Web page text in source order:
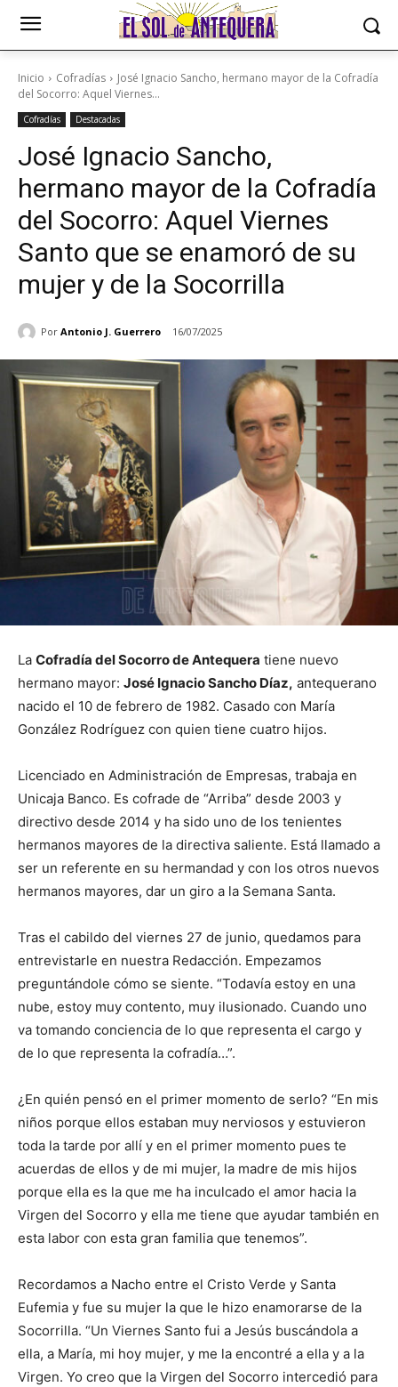
Inicio Cofradías
José Ignacio Sancho, hermano mayor de la Cofradía
del Socorro: Aquel Viernes...
Cofradías Destacadas
José Ignacio Sancho,
hermano mayor de la Cofradía
del Socorro: Aquel Viernes
Santo que se enamoró de su
mujer y de la Socorrilla
Por Antonio J. Guerrero 16/07/2025
La Cofradía del Socorro de Antequera tiene nuevo
hermano mayor: José Ignacio Sancho Díaz, antequerano
nacido el 10 de febrero de 1982. Casado con María
González Rodríguez con quien tiene cuatro hijos.
Licenciado en Administración de Empresas, trabaja en
Unicaja Banco. Es cofrade de “Arriba” desde 2003 y
directivo desde 2014 y ha sido uno de los tenientes
hermanos mayores de la directiva saliente. Está llamado a
ser un referente en su hermandad y con los otros nuevos
hermanos mayores, dar un giro a la Semana Santa.
Tras el cabildo del viernes 27 de junio, quedamos para
entrevistarle en nuestra Redacción. Empezamos
preguntándole cómo se siente. “Todavía estoy en una
nube, estoy muy contento, muy ilusionado. Cuando uno
va tomando conciencia de lo que representa el cargo y
de lo que representa la cofradía…”.
¿En quién pensó en el primer momento de serlo? “En mis
niños porque ellos estaban muy nerviosos y estuvieron
toda la tarde por allí y en el primer momento pues te
acuerdas de ellos y de mi mujer, la madre de mis hijos
porque ella es la que me ha inculcado el amor hacia la
Virgen del Socorro y ella me tiene que ayudar también en
esta labor con esta gran familia que tenemos”.
Recordamos a Nacho entre el Cristo Verde y Santa
Eufemia y fue su mujer la que le hizo enamorarse de la
Socorrilla. “Un Viernes Santo fui a Jesús buscándola a
ella, a María, mi hoy mujer, y me la encontré a ella y a la
Virgen. Yo creo que la Virgen del Socorro intercedió para